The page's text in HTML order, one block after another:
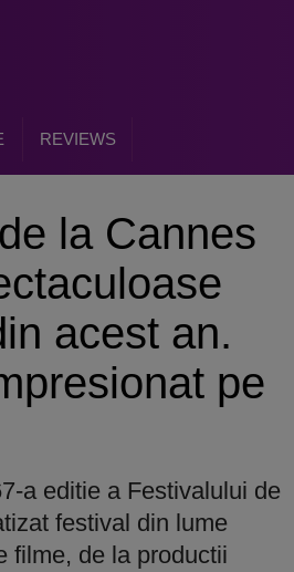
REVIEWS
la Cannes
acest an.
pe
a editie a Festivalului de
festival din lume
filme, de la productii